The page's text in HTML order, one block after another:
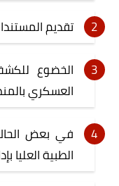
تقديم
الخضوع
العسكري
في بعض
الطبية العليا